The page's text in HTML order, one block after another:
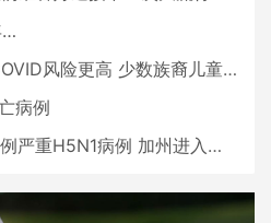
…
风险更高 少数族裔儿童存在差异
病例
H5N1病例 加州进入紧急状态